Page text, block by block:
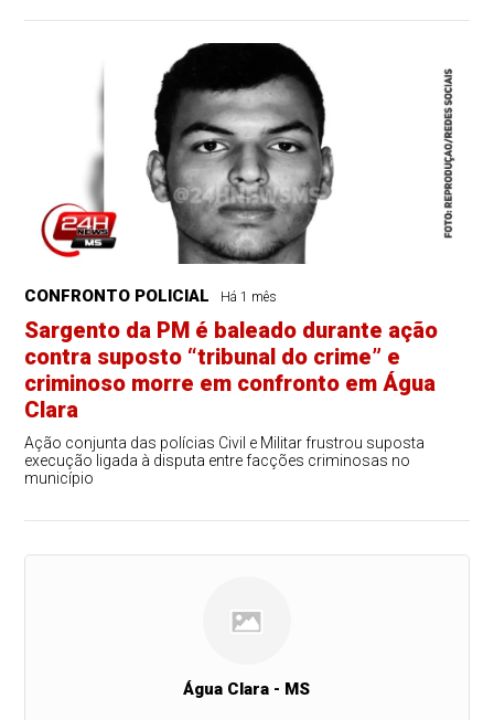
CONFRONTO POLICIAL Há 1 mês
Sargento da PM é baleado durante ação
contra suposto “tribunal do crime” e
criminoso morre em confronto em Água
Clara
Ação conjunta das polícias Civil e Militar frustrou suposta
execução ligada à disputa entre facções criminosas no
município
Água Clara - MS